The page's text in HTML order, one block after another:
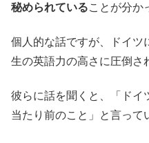
秘められていることが分か
個人的な話ですが、ドイツ
生の英語力の高さに圧倒さ
彼らに話を聞くと、「ドイ
当たり前のこと」と言って